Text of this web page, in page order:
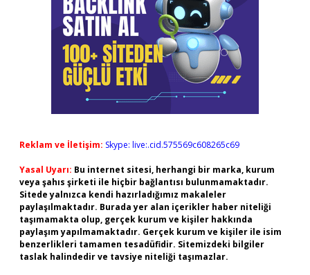
Reklam ve İletişim: Skype: live:.cid.575569c608265c69
Yasal Uyarı: Bu internet sitesi, herhangi bir marka, kurum
veya şahıs şirketi ile hiçbir bağlantısı bulunmamaktadır.
Sitede yalnızca kendi hazırladığımız makaleler
paylaşılmaktadır. Burada yer alan içerikler haber niteliği
taşımamakta olup, gerçek kurum ve kişiler hakkında
paylaşım yapılmamaktadır. Gerçek kurum ve kişiler ile isim
benzerlikleri tamamen tesadüfidir. Sitemizdeki bilgiler
taslak halindedir ve tavsiye niteliği taşımazlar.